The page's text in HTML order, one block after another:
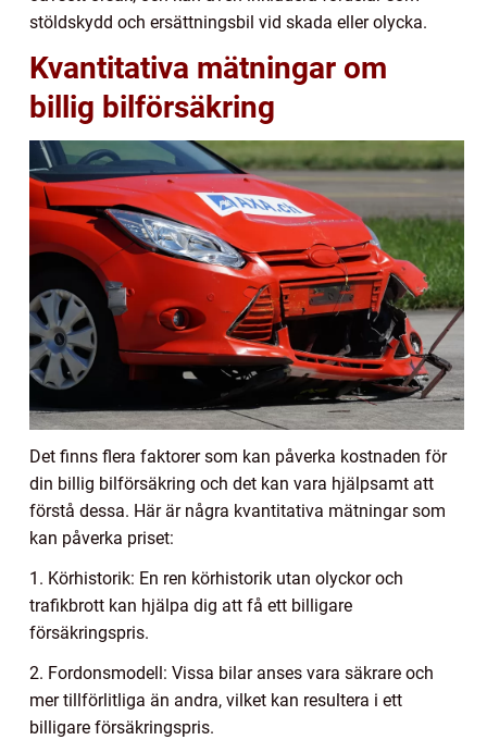
stöldskydd och ersättningsbil vid skada eller olycka.
Kvantitativa mätningar om
billig bilförsäkring
Det finns flera faktorer som kan påverka kostnaden för
din billig bilförsäkring och det kan vara hjälpsamt att
förstå dessa. Här är några kvantitativa mätningar som
kan påverka priset:
1. Körhistorik: En ren körhistorik utan olyckor och
trafikbrott kan hjälpa dig att få ett billigare
försäkringspris.
2. Fordonsmodell: Vissa bilar anses vara säkrare och
mer tillförlitliga än andra, vilket kan resultera i ett
billigare försäkringspris.